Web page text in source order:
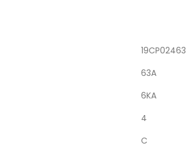
19CP02463
63A
6KA
4
C